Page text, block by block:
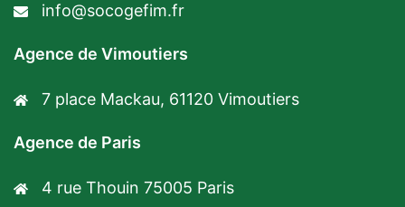
info@socogefim.fr
Agence de Vimoutiers
7 place Mackau, 61120 Vimoutiers
Agence de Paris
4 rue Thouin 75005 Paris